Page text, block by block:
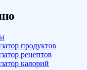
продуктов
рецептов
калорий